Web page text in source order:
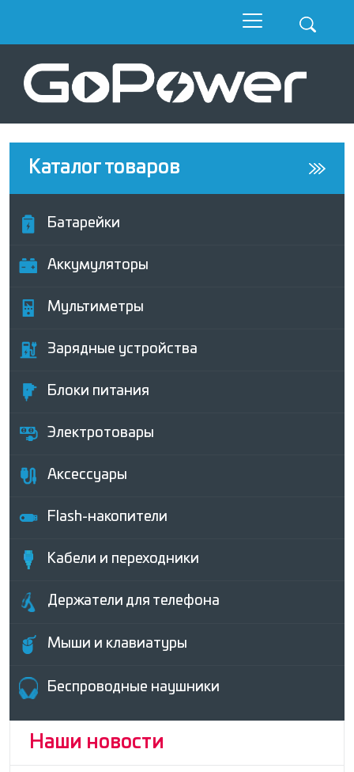
Каталог товаров
Батарейки
Аккумуляторы
Мультиметры
Зарядные устройства
Блоки питания
Электротовары
Аксессуары
Flash-накопители
Кабели и переходники
Держатели для телефона
Мыши и клавиатуры
Беcпроводные наушники
Наши новости